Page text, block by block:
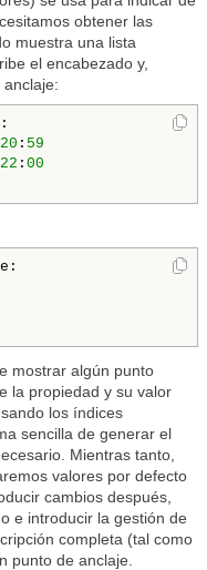
obtener las
muestra una lista
el encabezado y,
20 : 59
22 : 00
mostrar algún punto
la propiedad y su valor
los índices
sencilla de generar el
Mientras tanto,
valores por defecto
cambios después,
e introducir la gestión de
completa (tal como
punto de anclaje.